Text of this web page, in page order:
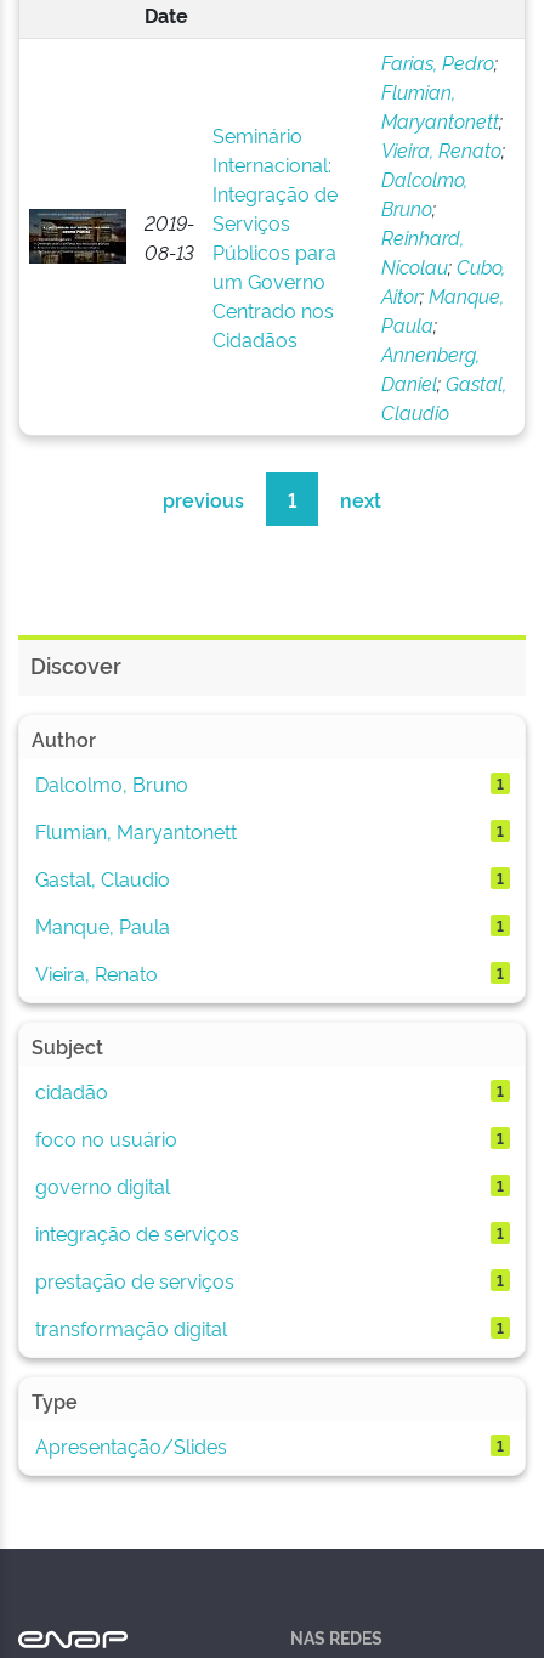
Date
2019-
08-13
Seminário
Internacional:
Integração de
Serviços
Públicos para
um Governo
Centrado nos
Cidadãos
Farias, Pedro;
Flumian,
Maryantonett;
Vieira, Renato;
Dalcolmo,
Bruno;
Reinhard,
Nicolau;Cubo,
Aitor;Manque,
Paula;
Annenberg,
Daniel;Gastal,
Claudio
previous 1 next
Discover
Author
Dalcolmo, Bruno
1
Flumian, Maryantonett 1
Gastal, Claudio 1
Manque, Paula 1
Vieira, Renato 1
Subject
cidadão
1
foco no usuário 1
governo digital 1
integração de serviços 1
prestação de serviços 1
transformação digital 1
Type
Apresentação/Slides
1
NAS REDES